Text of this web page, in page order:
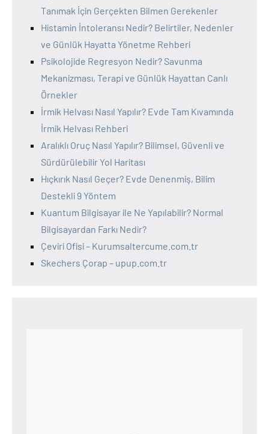
Tanımak İçin Gerçekten Bilmen Gerekenler
Histamin İntoleransı Nedir? Belirtiler, Nedenler
ve Günlük Hayatta Yönetme Rehberi
Psikolojide Regresyon Nedir? Savunma
Mekanizması, Terapi ve Günlük Hayattan Canlı
Örnekler
İrmik Helvası Nasıl Yapılır? Evde Tam Kıvamında
İrmik Helvası Rehberi
Aralıklı Oruç Nasıl Yapılır? Bilimsel, Güvenli ve
Sürdürülebilir Yol Haritası
Hıçkırık Nasıl Geçer? Evde Denenmiş, Bilim
Destekli 9 Yöntem
Kuantum Bilgisayar ile Ne Yapılabilir? Normal
Bilgisayardan Farkı Nedir?
Çeviri Ofisi – Kurumsaltercume.com.tr
Skechers Çorap – upup.com.tr